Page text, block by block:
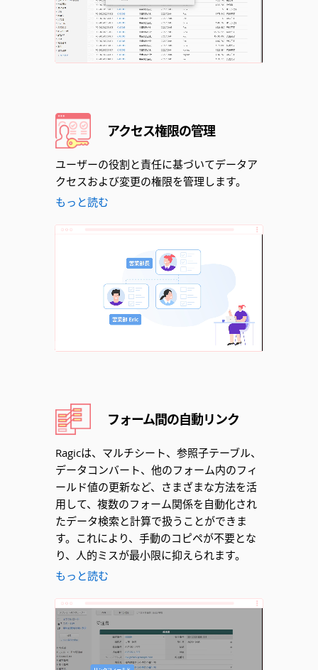
Unmute
アクセス権限の管理
ユーザーの役割と責任に基づいてデータア
クセスおよび変更の権限を管理します。
もっと読む
フォーム間の自動リンク
Ragicは、マルチシート、参照子テーブル、
データコンバート、他のフォーム内のフィ
ールド値の更新など、さまざまな方法を活
用して、複数のフォーム関係を自動化され
たデータ検索と計算で扱うことができま
す。これにより、手動のコピペが不要とな
り、人的ミスが最小限に抑えられます。
もっと読む